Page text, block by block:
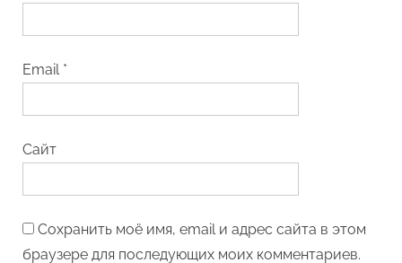
Email *
Сайт
Сохранить моё имя, email и адрес сайта в этом
браузере для последующих моих комментариев.